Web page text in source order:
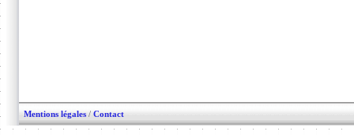
Mentions légales / Contact